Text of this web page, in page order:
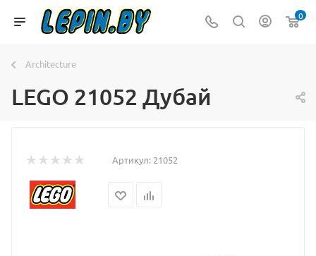
0
Architecture
LEGO 21052 Дубай
Артикул: 21052